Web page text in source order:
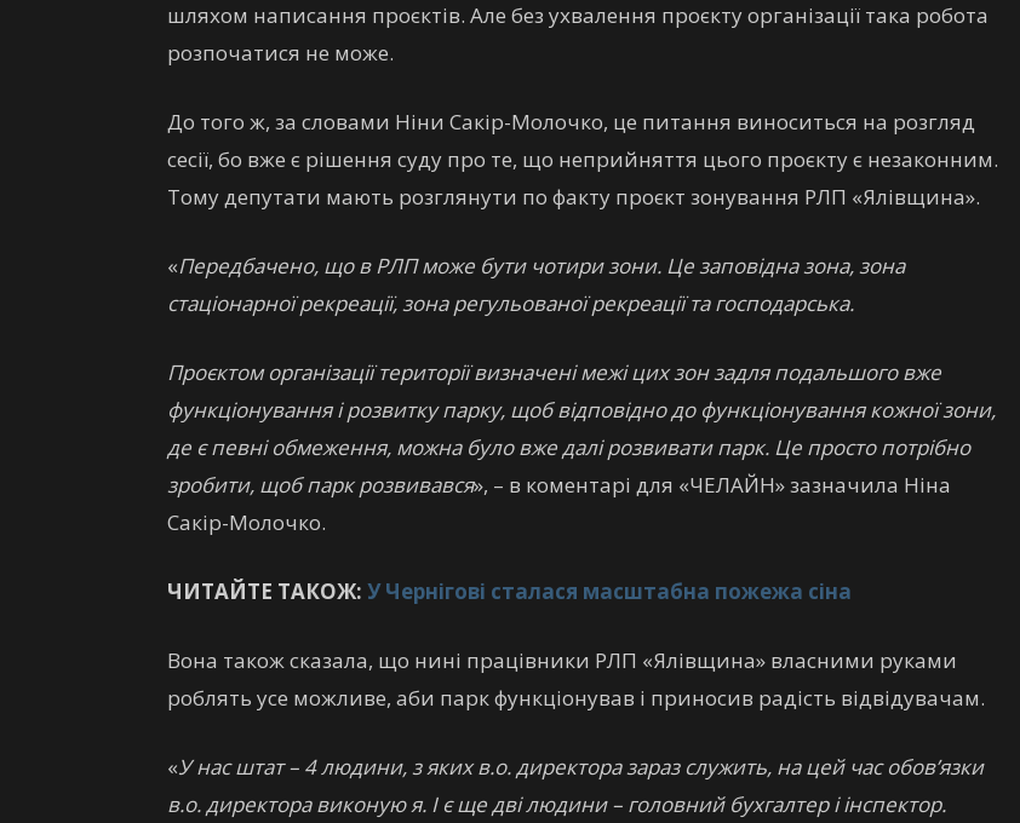
шляхом написання проєктів. Але без ухвалення проєкту організації така робота
розпочатися не може.
До того ж, за словами Ніни Сакір-Молочко, це питання виноситься на розгляд
сесії, бо вже є рішення суду про те, що неприйняття цього проєкту є незаконним.
Тому депутати мають розглянути по факту проєкт зонування РЛП «Ялівщина».
«Передбачено, що в РЛП може бути чотири зони. Це заповідна зона, зона
стаціонарної рекреації, зона регульованої рекреації та господарська.
Проєктом організації території визначені межі цих зон задля подальшого вже
функціонування і розвитку парку, щоб відповідно до функціонування кожної зони,
де є певні обмеження, можна було вже далі розвивати парк. Це просто потрібно
зробити, щоб парк розвивався», – в коментарі для «ЧЕЛАЙН» зазначила Ніна
Сакір-Молочко.
ЧИТАЙТЕ ТАКОЖ: У Чернігові сталася масштабна пожежа сіна
Вона також сказала, що нині працівники РЛП «Ялівщина» власними руками
роблять усе можливе, аби парк функціонував і приносив радість відвідувачам.
«У нас штат – 4 людини, з яких в.о. директора зараз служить, на цей час обов’язки
в.о. директора виконую я. І є ще дві людини – головний бухгалтер і інспектор.